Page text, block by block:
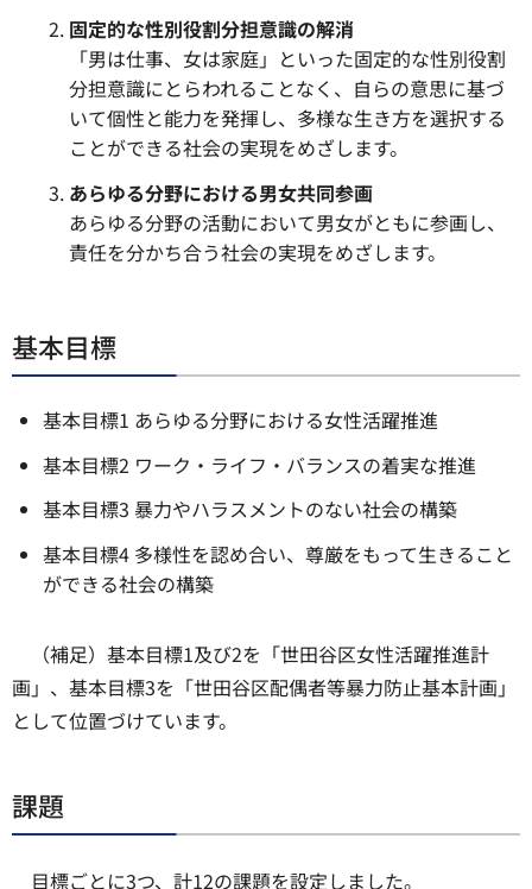
固定的な性別役割分担意識の解消
「男は仕事、女は家庭」といった固定的な性別役割
分担意識にとらわれることなく、自らの意思に基づ
いて個性と能力を発揮し、多様な生き方を選択する
ことができる社会の実現をめざします。
あらゆる分野における男女共同参画
あらゆる分野の活動において男女がともに参画し、
責任を分かち合う社会の実現をめざします。
基本目標
基本目標1 あらゆる分野における女性活躍推進
基本目標2 ワーク・ライフ・バランスの着実な推進
基本目標3 暴力やハラスメントのない社会の構築
基本目標4 多様性を認め合い、尊厳をもって生きること
ができる社会の構築
（補足）基本目標1及び2を「世田谷区女性活躍推進計
画」、基本目標3を「世田谷区配偶者等暴力防止基本計画」
として位置づけています。
課題
目標ごとに3つ、計12の課題を設定しました。